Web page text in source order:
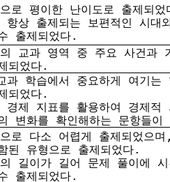
로 평이한 난이도로 출제되
상 출제되는 보편적인 시대
출제되었다.
교과 영역 중 주요 사건과
되었다.
학습에서 중요하게 여기는
되었다.
제 지표를 활용하여 경제적
변화를 확인해하는 문항들
로 다소 어렵게 출제되었으
된 유형으로 출제되었다.
길이가 길어 문제 풀이에 시
출제되었다.